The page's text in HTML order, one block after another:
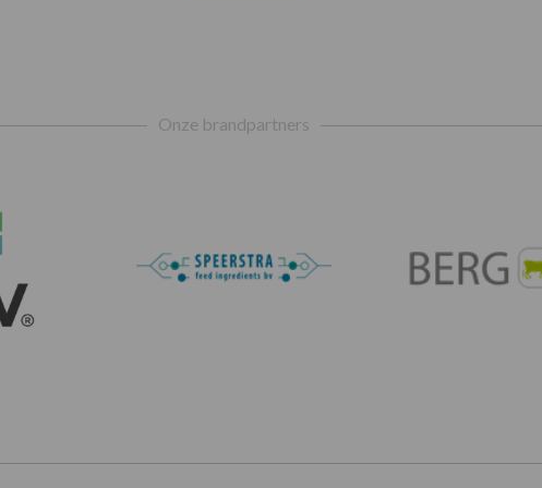
Onze brandpartners